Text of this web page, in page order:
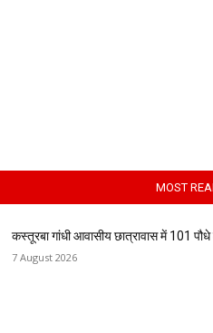
MOST
कस्तूरबा गांधी आवासीय छात्रावास में 101 पौधे
7 August 2026